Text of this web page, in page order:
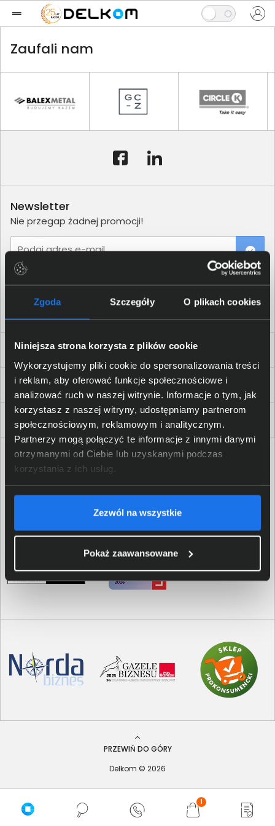
Zgoda Szczegóły O plikach cookies
Niniejsza strona korzysta z plików cookie
Wykorzystujemy pliki cookie do spersonalizowania treści
i reklam, aby oferować funkcje społecznościowe i
analizować ruch w naszej witrynie. Informacje o tym, jak
korzystasz z naszej witryny, udostępniamy partnerom
społecznościowym, reklamowym i analitycznym.
Partnerzy mogą połączyć te informacje z innymi danymi
otrzymanymi od Ciebie lub uzyskanymi podczas
korzystania z ich usług.
Zezwól na wszystkie
Pokaż zaawansowane
1
Zaufali nam
Dla Firm i Instytucji
Zakupy
Delkom 2000
Newsletter
Nie przegap żadnej promocji!
Podaj adres e-mail
PRZEWIŃ DO GÓRY
Delkom © 2026